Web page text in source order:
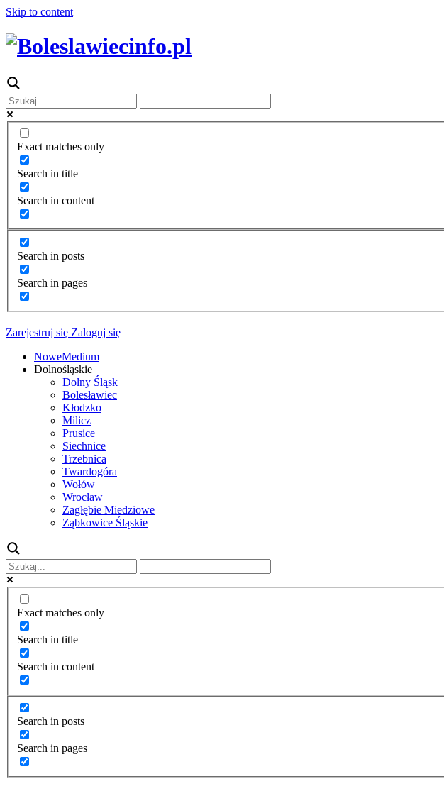
Skip to content
Exact matches only
Search in title
Search in content
Search in posts
Search in pages
Zarejestruj się Zaloguj się
NoweMedium
Dolnośląskie
Dolny Śląsk
Bolesławiec
Kłodzko
Milicz
Prusice
Siechnice
Trzebnica
Twardogóra
Wołów
Wrocław
Zagłębie Miedziowe
Ząbkowice Śląskie
Exact matches only
Search in title
Search in content
Search in posts
Search in pages